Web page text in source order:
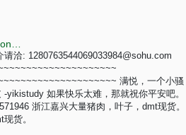
请洽: 1280763544069033984@sohu.com
满悦，一个小骚
yikistudy 如果快乐太难，那就祝你平安吧。
浙江嘉兴大量猪肉，叶子，dmt现货。
货。